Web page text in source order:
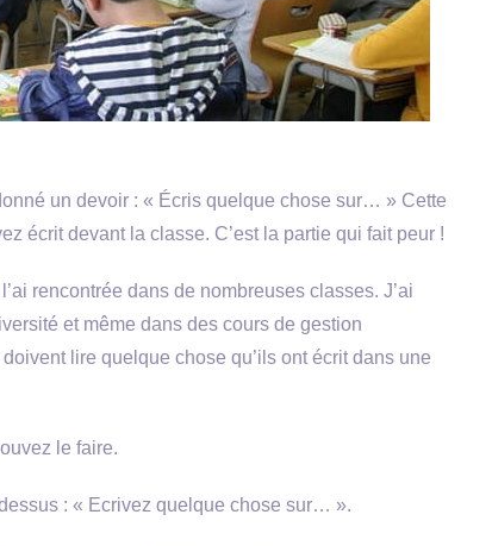
un devoir : « Écris quelque chose sur… » Cette
écrit devant la classe. C’est la partie qui fait peur !
rencontrée dans de nombreuses classes. J’ai
et même dans des cours de gestion
lire quelque chose qu’ils ont écrit dans une
le faire.
: « Ecrivez quelque chose sur… ».